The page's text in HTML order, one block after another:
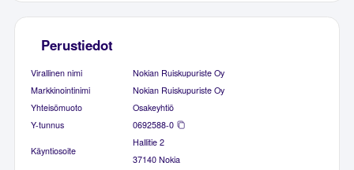
Perustiedot
Virallinen nimi
Nokian Ruiskupuriste Oy
Markkinointinimi
Nokian Ruiskupuriste Oy
Yhteisömuoto
Osakeyhtiö
Y-tunnus
0692588-0
Käyntiosoite
Hallitie 2
37140 Nokia